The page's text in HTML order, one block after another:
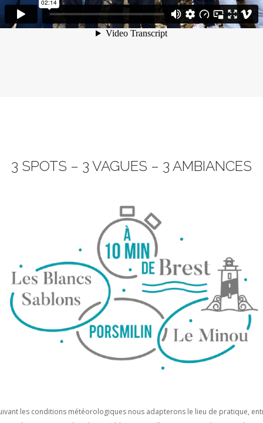
3 SPOTS – 3 VAGUES – 3 AMBIANCES
les conditions météorologiques nous adapterons le lieu de pratique,